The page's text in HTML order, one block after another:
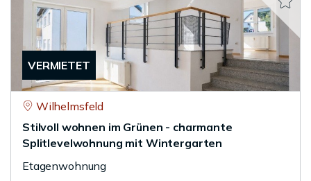
VERMIETET
Wilhelmsfeld
Stilvoll wohnen im Grünen - charmante
Splitlevelwohnung mit Wintergarten
Etagenwohnung